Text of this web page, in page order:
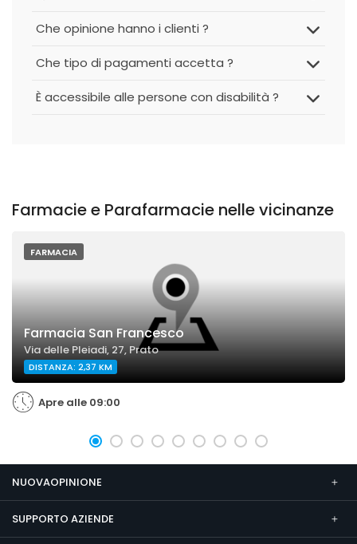
Che opinione hanno i clienti ?
Che tipo di pagamenti accetta ?
È accessibile alle persone con disabilità ?
Farmacie e Parafarmacie nelle vicinanze
FARMACIA
Farmacia San Francesco
Via delle Pleiadi, 27, Prato
DISTANZA: 2,37 KM
Apre alle 09:00
NUOVAOPINIONE
SUPPORTO AZIENDE